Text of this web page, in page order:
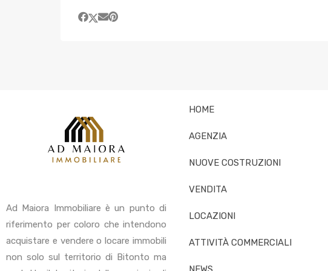
Ad Maiora Immobiliare è un punto di
riferimento per coloro che intendono
acquistare e vendere o locare immobili
non solo sul territorio di Bitonto ma
HOME
AGENZIA
NUOVE COSTRUZIONI
VENDITA
LOCAZIONI
ATTIVITÀ COMMERCIALI